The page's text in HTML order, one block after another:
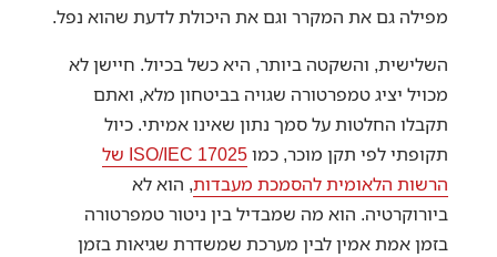
מפילה גם את המקרר וגם את היכולת לדעת שהוא נפל.
השלישית, והשקטה ביותר, היא כשל בכיול. חיישן לא
מכויל יציג טמפרטורה שגויה בביטחון מלא, ואתם
תקבלו החלטות על סמך נתון שאינו אמיתי. כיול
תקופתי לפי תקן מוכר, כמו
ISO/IEC 17025 של
הרשות הלאומית להסמכת מעבדות, הוא לא
ביורוקרטיה. הוא מה שמבדיל בין ניטור טמפרטורה
בזמן אמת אמין לבין מערכת שמשדרת שגיאות בזמן